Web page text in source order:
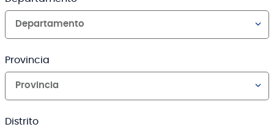
Departamento
Provincia
Provincia
Distrito